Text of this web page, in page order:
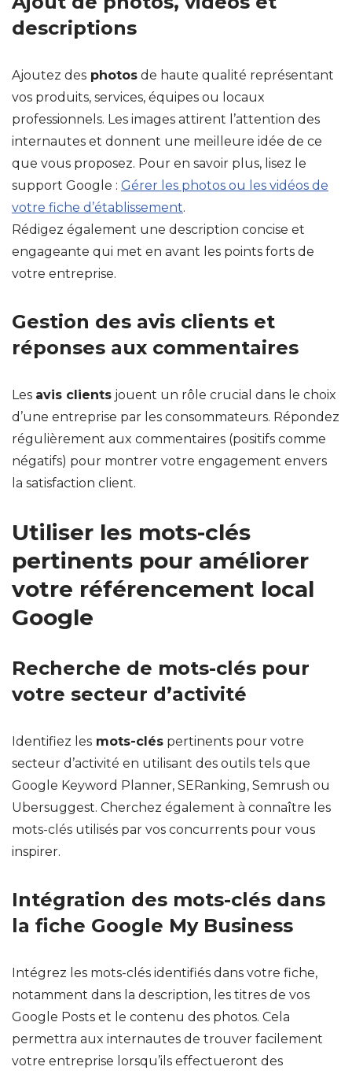
descriptions
Ajoutez des photos de haute qualité représentant
vos produits, services, équipes ou locaux
professionnels. Les images attirent l’attention des
internautes et donnent une meilleure idée de ce
que vous proposez. Pour en savoir plus, lisez le
support Google : Gérer les photos ou les vidéos de
votre fiche d’établissement.
Rédigez également une description concise et
engageante qui met en avant les points forts de
votre entreprise.
Gestion des avis clients et
réponses aux commentaires
Les avis clients jouent un rôle crucial dans le choix
d’une entreprise par les consommateurs. Répondez
régulièrement aux commentaires (positifs comme
négatifs) pour montrer votre engagement envers
la satisfaction client.
Utiliser les mots-clés
pertinents pour améliorer
votre référencement local
Google
Recherche de mots-clés pour
votre secteur d’activité
Identifiez les mots-clés pertinents pour votre
secteur d’activité en utilisant des outils tels que
Google Keyword Planner, SERanking, Semrush ou
Ubersuggest. Cherchez également à connaître les
mots-clés utilisés par vos concurrents pour vous
inspirer.
Intégration des mots-clés dans
la fiche Google My Business
Intégrez les mots-clés identifiés dans votre fiche,
notamment dans la description, les titres de vos
Google Posts et le contenu des photos. Cela
permettra aux internautes de trouver facilement
votre entreprise lorsqu’ils effectueront des